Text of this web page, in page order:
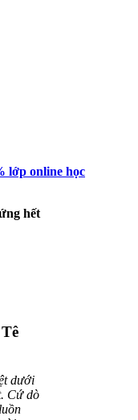
lớp online học
hết
dưới
Cứ dò